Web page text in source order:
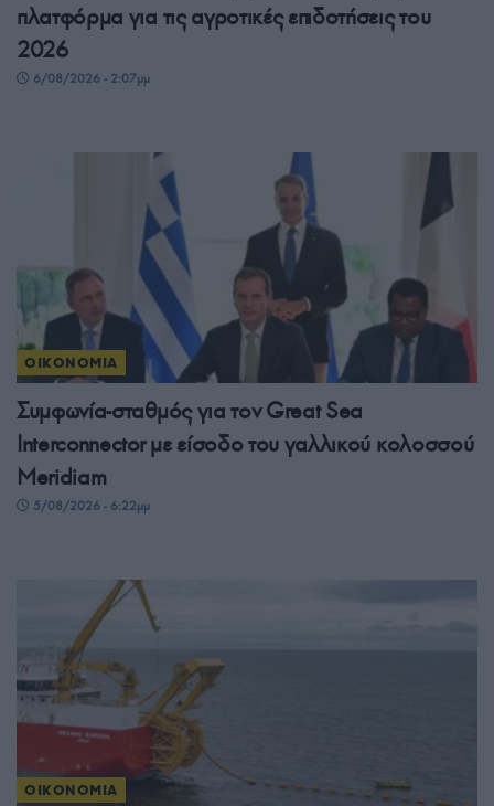
πλατφόρμα για τις αγροτικές επιδοτήσεις του
2026
6/08/2026 - 2:07μμ
ΟΙΚΟΝΟΜΙΑ
Συμφωνία-σταθμός για τον Great Sea
Interconnector με είσοδο του γαλλικού κολοσσού
Meridiam
5/08/2026 - 6:22μμ
ΟΙΚΟΝΟΜΙΑ